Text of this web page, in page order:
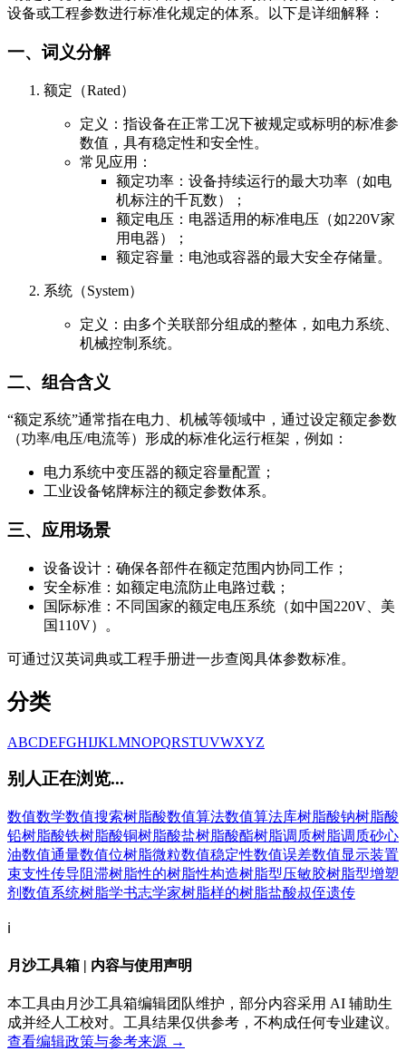
设备或工程参数进行标准化规定的体系。以下是详细解释：
一、词义分解
额定（Rated）
定义：指设备在正常工况下被规定或标明的标准参
数值，具有稳定性和安全性。
常见应用：
额定功率：设备持续运行的最大功率（如电
机标注的千瓦数）；
额定电压：电器适用的标准电压（如220V家
用电器）；
额定容量：电池或容器的最大安全存储量。
系统（System）
定义：由多个关联部分组成的整体，如电力系统、
机械控制系统。
二、组合含义
“额定系统”通常指在电力、机械等领域中，通过设定额定参数
（功率/电压/电流等）形成的标准化运行框架，例如：
电力系统中变压器的额定容量配置；
工业设备铭牌标注的额定参数体系。
三、应用场景
设备设计：确保各部件在额定范围内协同工作；
安全标准：如额定电流防止电路过载；
国际标准：不同国家的额定电压系统（如中国220V、美
国110V）。
可通过汉英词典或工程手册进一步查阅具体参数标准。
分类
ABCDEFGHIJKLMNOPQRSTUVWXYZ
别人正在浏览...
数值数学数值搜索树脂酸数值算法数值算法库树脂酸钠树脂酸
铅树脂酸铁树脂酸铜树脂酸盐树脂酸酯树脂调质树脂调质砂心
油数值通量数值位树脂微粒数值稳定性数值误差数值显示装置
束支性传导阻滞树脂性的树脂性构造树脂型压敏胶树脂型增塑
剂 数值系统树脂学书志学家树脂样的树脂盐酸叔侄遗传
ℹ️
月沙工具箱 | 内容与使用声明
本工具由月沙工具箱编辑团队维护，部分内容采用 AI 辅助生
成并经人工校对。工具结果仅供参考，不构成任何专业建议。
查看编辑政策与参考来源 →